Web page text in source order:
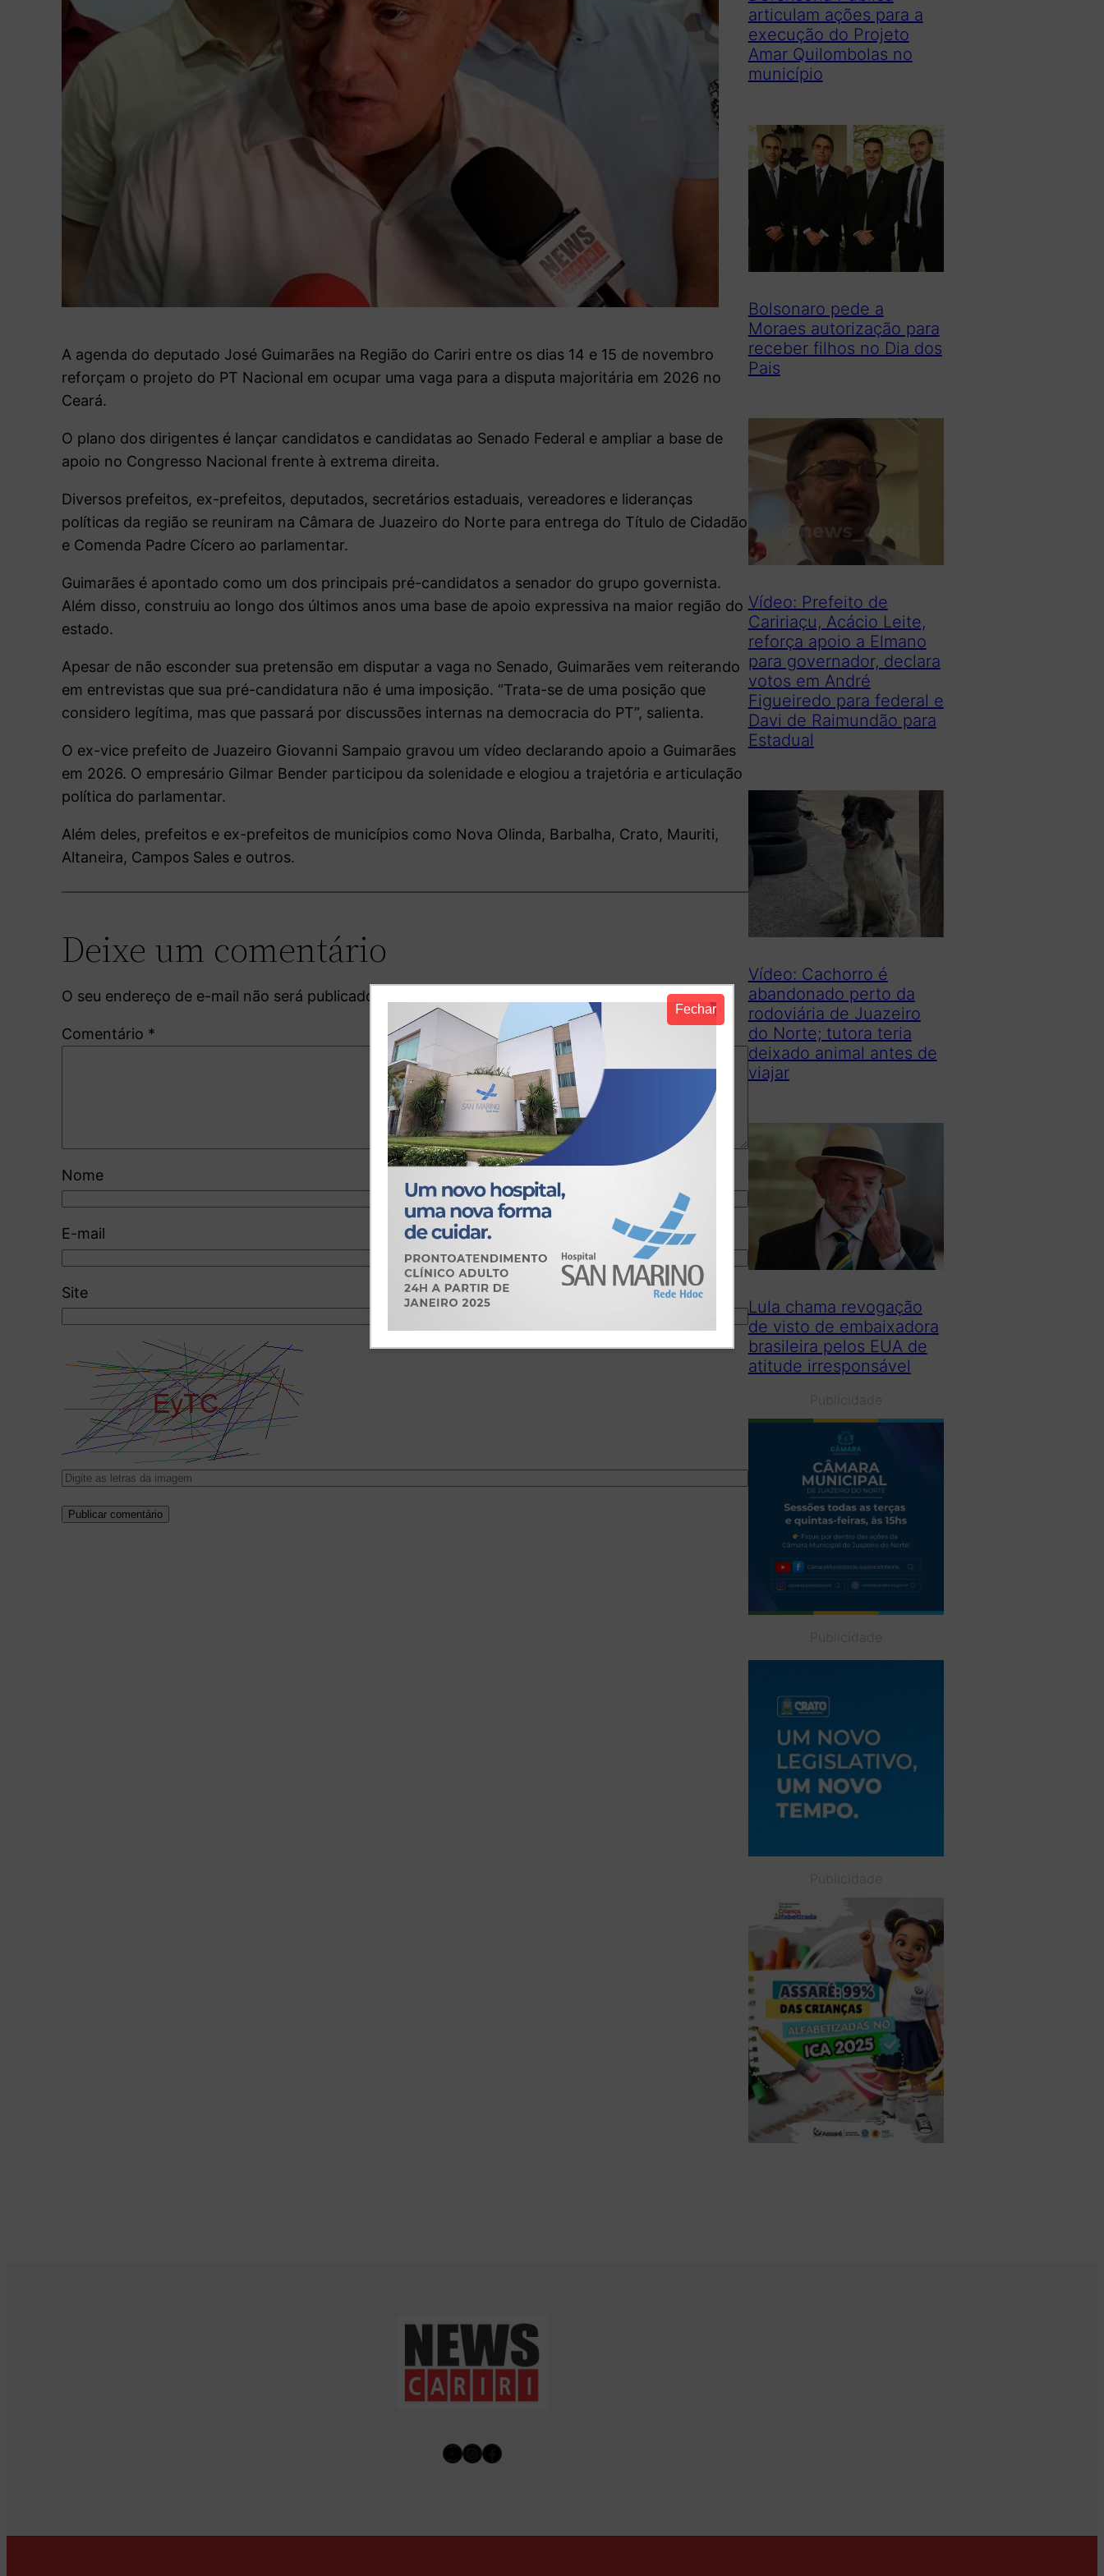
Fechar
A agenda do deputado José Guimarães na Região do Cariri entre os dias 14 e 15 de novembro
reforçam o projeto do PT Nacional em ocupar uma vaga para a disputa majoritária em 2026 no
Ceará.
O plano dos dirigentes é lançar candidatos e candidatas ao Senado Federal e ampliar a base de
apoio no Congresso Nacional frente à extrema direita.
Diversos prefeitos, ex-prefeitos, deputados, secretários estaduais, vereadores e lideranças
políticas da região se reuniram na Câmara de Juazeiro do Norte para entrega do Título de Cidadão
e Comenda Padre Cícero ao parlamentar.
Guimarães é apontado como um dos principais pré-candidatos a senador do grupo governista.
Além disso, construiu ao longo dos últimos anos uma base de apoio expressiva na maior região do
estado.
Apesar de não esconder sua pretensão em disputar a vaga no Senado, Guimarães vem reiterando
em entrevistas que sua pré-candidatura não é uma imposição. “Trata-se de uma posição que
considero legítima, mas que passará por discussões internas na democracia do PT”, salienta.
O ex-vice prefeito de Juazeiro Giovanni Sampaio gravou um vídeo declarando apoio a Guimarães
em 2026. O empresário Gilmar Bender participou da solenidade e elogiou a trajetória e articulação
política do parlamentar.
Além deles, prefeitos e ex-prefeitos de municípios como Nova Olinda, Barbalha, Crato, Mauriti,
Altaneira, Campos Sales e outros.
Deixe um comentário
O seu endereço de e-mail não será publicado. Campos obrigatórios são marcados com*
Comentário *
Nome
E-mail
Site
articulam ações para a
execução do Projeto
Amar Quilombolas no
município
Bolsonaro pede a
Moraes autorização para
receber filhos no Dia dos
Pais
Vídeo: Prefeito de
Caririaçu, Acácio Leite,
reforça apoio a Elmano
para governador, declara
votos em André
Figueiredo para federal e
Davi de Raimundão para
Estadual
Vídeo: Cachorro é
abandonado perto da
rodoviária de Juazeiro
do Norte; tutora teria
deixado animal antes de
viajar
Lula chama revogação
de visto de embaixadora
brasileira pelos EUA de
atitude irresponsável
Publicidade
Publicidade
Publicidade
Youtube
Instagram
Facebook